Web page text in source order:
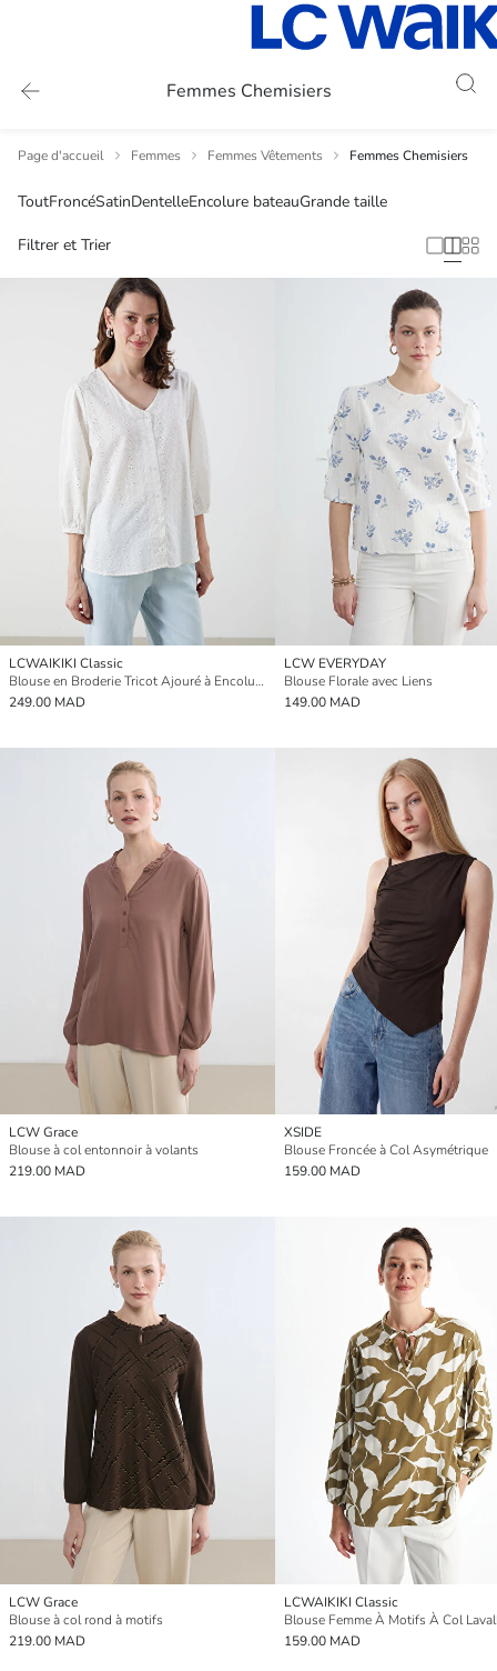
Femmes Chemisiers
Page d'accueil Femmes Femmes Vêtements Femmes Chemisiers
ToutFroncéSatinDentelleEncolure bateauGrande taille
Filtrer et Trier
LCWAIKIKI Classic
Blouse en Broderie Tricot Ajouré à Encolure en V
249.00 MAD
LCW EVERYDAY
Blouse Florale avec Liens
149.00 MAD
LCW Grace
Blouse à col entonnoir à volants
219.00 MAD
XSIDE
Blouse Froncée à Col Asymétrique
159.00 MAD
LCW Grace
Blouse à col rond à motifs
219.00 MAD
LCWAIKIKI Classic
Blouse Femme À Motifs À Col
159.00 MAD